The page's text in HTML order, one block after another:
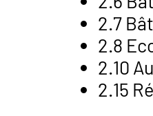
2.7
2.8
2.10
2.15